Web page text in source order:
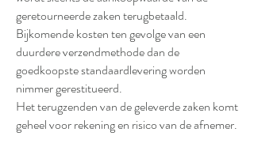
geretourneerde zaken terugbetaald.
Bijkomende kosten ten gevolge van een
duurdere verzendmethode dan de
goedkoopste standaardlevering worden
nimmer gerestitueerd.
Het terugzenden van de geleverde zaken komt
geheel voor rekening en risico van de afnemer.